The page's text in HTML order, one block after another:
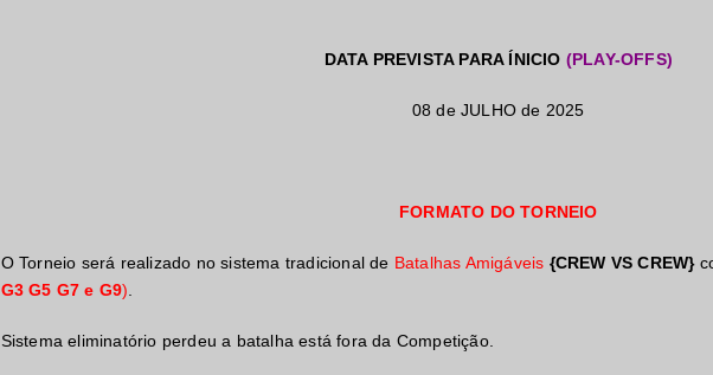
DATA PREVISTA PARA ÍNICIO (PLAY-OFFS)
08 de JULHO de 2025
FORMATO DO TORNEIO
O Torneio será realizado no sistema tradicional de Batalhas Amigáveis {CREW VS CREW}
G3 G5 G7 e G9)
Sistema eliminatório perdeu a batalha está fora da Competição.